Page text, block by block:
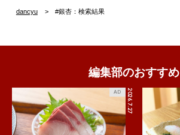
dancyu #銀杏：検索結果
編集部のおすすめ
2026.7.27
AD